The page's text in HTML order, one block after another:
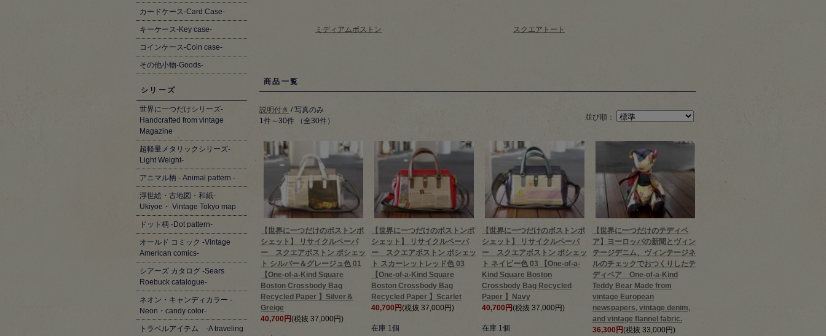
カードケース-Card Case-
キーケース-Key case-
コインケース-Coin case-
その他小物-Goods-
シリーズ
世界に一つだけシリーズ-
Handcrafted from vintage
Magazine
超軽量メタリックシリーズ-
Light Weight-
アニマル柄 - Animal pattern -
浮世絵・古地図・和紙-
Ukiyoe・ Vintage Tokyo map
ドット柄 -Dot pattern-
オールド コミック -Vintage
American comics-
シアーズ カタログ -Sears
Roebuck catalogue-
ネオン・キャンディカラー -
Neon・candy color-
トラベルアイテム -A traveling
ミディアムボストン スクエアトート
商品一覧
並び順：
説明付き / 写真のみ
1件～30件 （全30件）
【世界に一つだけのボストンポ
シェット】 リサイクルペーパ
ー スクエアボストン ポシェッ
ト シルバー＆グレージュ色 01
【One-of-a-Kind Square
Boston Crossbody Bag
Recycled Paper 】Silver＆
Greige
40,700円(税抜 37,000円)
【世界に一つだけのボストンポ
シェット】 リサイクルペーパ
ー スクエアボストン ポシェッ
ト スカーレットレッド色 03
【One-of-a-Kind Square
Boston Crossbody Bag
Recycled Paper 】Scarlet
40,700円(税抜 37,000円)
在庫 1個
【世界に一つだけのボストンポ
シェット】 リサイクルペーパ
ー スクエアボストン ポシェッ
ト ネイビー色 03 【One-of-a-
Kind Square Boston
Crossbody Bag Recycled
Paper 】Navy
40,700円(税抜 37,000円)
在庫 1個
【世界に一つだけのテディベ
ア】ヨーロッパの新聞とヴィン
テージデニム、ヴィンテージネ
ルのチェックでおつくりしたテ
ディベア One-of-a-Kind
Teddy Bear Made from
vintage European
newspapers, vintage denim,
and vintage flannel fabric.
36,300円(税抜 33,000円)